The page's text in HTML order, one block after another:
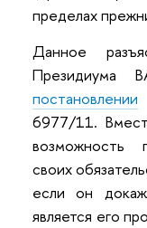
пределах
Данное
постановлении
6977/11.
возможность
своих
если он
является его